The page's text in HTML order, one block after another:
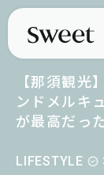
LIFESTYLE
【那須観光
ンドメルキ
が最高だっ